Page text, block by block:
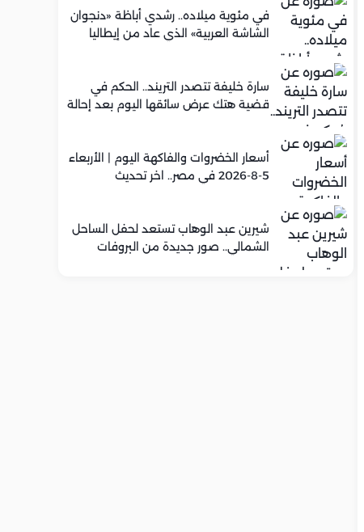
في مئوية ميلاده.. رشدي أباظة «دنجوان
الشاشة العربية» الذي عاد من إيطاليا
سارة خليفة تتصدر التريند.. الحكم في
قضية هتك عرض سائقها اليوم بعد إحالة
أسعار الخضروات والفاكهة اليوم | الأربعاء
5-8-2026 في مصر.. اخر تحديث
شيرين عبد الوهاب تستعد لحفل الساحل
الشمالي.. صور جديدة من البروفات